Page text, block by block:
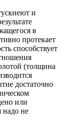
и
в
протекает
способствует
(толщина
достаточно
или
надо не